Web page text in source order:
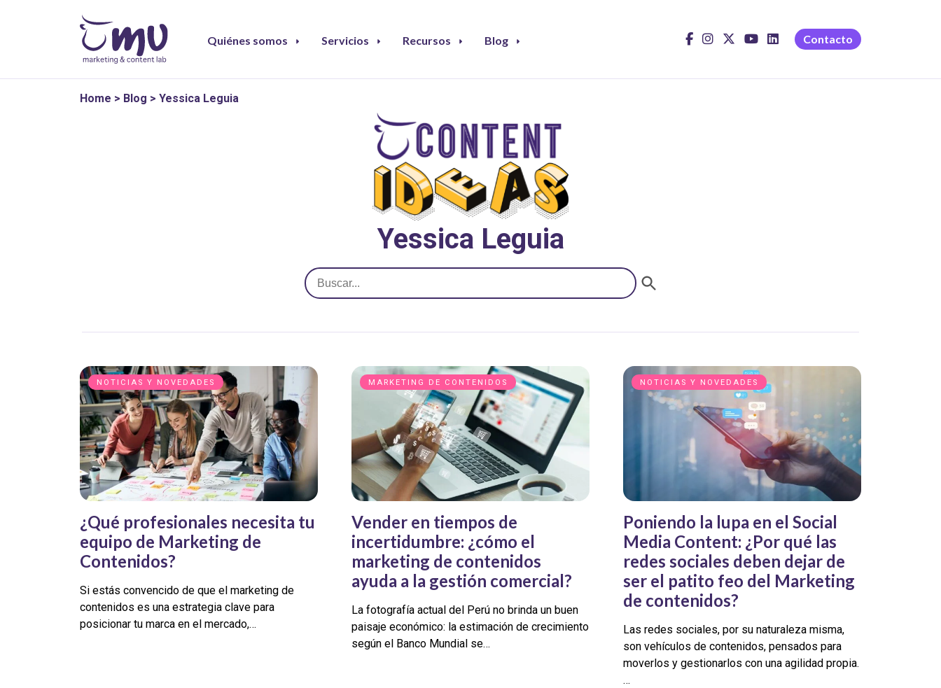
Quiénes somos Servicios Recursos Blog Contacto
Home > Blog > Yessica Leguia
Yessica Leguia
Buscar:
NOTICIAS Y NOVEDADES
¿Qué profesionales necesita tu
equipo de Marketing de
Contenidos?
Si estás convencido de que el marketing de
contenidos es una estrategia clave para
posicionar tu marca en el mercado,…
MARKETING DE CONTENIDOS
Vender en tiempos de
incertidumbre: ¿cómo el
marketing de contenidos
ayuda a la gestión comercial?
La fotografía actual del Perú no brinda un buen
paisaje económico: la estimación de crecimiento
según el Banco Mundial se…
NOTICIAS Y NOVEDADES
Poniendo la lupa en el Social
Media Content: ¿Por qué las
redes sociales deben dejar de
ser el patito feo del Marketing
de contenidos?
Las redes sociales, por su naturaleza misma,
son vehículos de contenidos, pensados para
moverlos y gestionarlos con una agilidad propia.
…